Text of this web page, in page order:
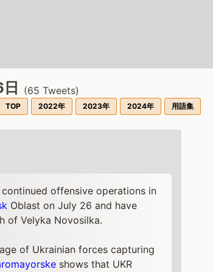
(65 Tweets)
TOP 2022年 2023年 2024年 用語集
offensive operations in
Oblast on July 26 and have
of Velyka Novosilka.
of Ukrainian forces capturing
shows that UKR